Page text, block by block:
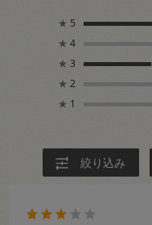
★ 5
★ 4
★ 3
★ 2
★ 1
絞り込み